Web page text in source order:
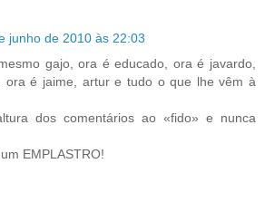
junho de 2010 às 22:03
gajo, ora é educado, ora é javardo,
ora é jaime, artur e tudo o que lhe vêm à
dos comentários ao «fido» e nunca
EMPLASTRO!